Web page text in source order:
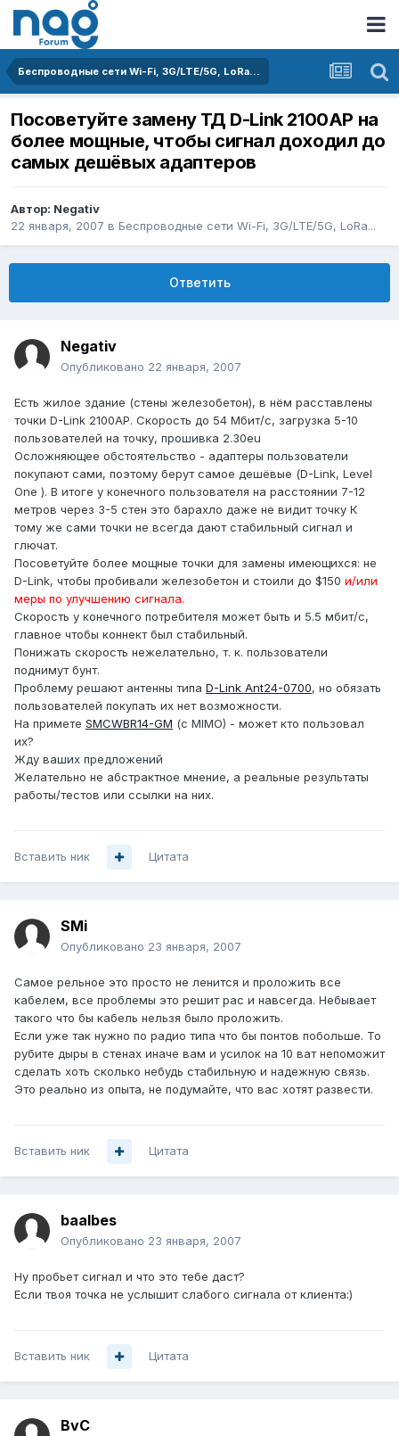
Беспроводные сети Wi-Fi, 3G/LTE/5G, LoRa...
Посоветуйте замену ТД D-Link 2100AP на
более мощные, чтобы сигнал доходил до
самых дешёвых адаптеров
Автор: Negativ
22 января, 2007 в Беспроводные сети Wi-Fi, 3G/LTE/5G, LoRa...
Ответить
Negativ
Опубликовано 22 января, 2007
Есть жилое здание (стены железобетон), в нём расставлены
точки D-Link 2100AP. Скорость до 54 Мбит/с, загрузка 5-10
пользователей на точку, прошивка 2.30eu
Осложняющее обстоятельство - адаптеры пользователи
покупают сами, поэтому берут самое дешёвые (D-Link, Level
One ). В итоге у конечного пользователя на расстоянии 7-12
метров через 3-5 стен это барахло даже не видит точку К
тому же сами точки не всегда дают стабильный сигнал и
глючат.
Посоветуйте более мощные точки для замены имеющихся: не
D-Link, чтобы пробивали железобетон и стоили до $150 и/или
меры по улучшению сигнала.
Скорость у конечного потребителя может быть и 5.5 мбит/с,
главное чтобы коннект был стабильный.
Понижать скорость нежелательно, т. к. пользователи
поднимут бунт.
Проблему решают антенны типа D-Link Ant24-0700, но обязать
пользователей покупать их нет возможности.
На примете SMCWBR14-GM (с MIMO) - может кто пользовал
их?
Жду ваших предложений
Желательно не абстрактное мнение, а реальные результаты
работы/тестов или ссылки на них.
Вставить ник Цитата
SMi
Опубликовано 23 января, 2007
Самое рельное это просто не ленится и проложить все
кабелем, все проблемы это решит рас и навсегда. Небывает
такого что бы кабель нельзя было проложить.
Если уже так нужно по радио типа что бы понтов побольше. То
рубите дыры в стенах иначе вам и усилок на 10 ват непоможит
сделать хоть сколько небудь стабильную и надежную связь.
Это реально из опыта, не подумайте, что вас хотят развести.
Вставить ник Цитата
baalbes
Опубликовано 23 января, 2007
Ну пробьет сигнал и что это тебе даст?
Если твоя точка не услышит слабого сигнала от клиента:)
Вставить ник Цитата
BvC